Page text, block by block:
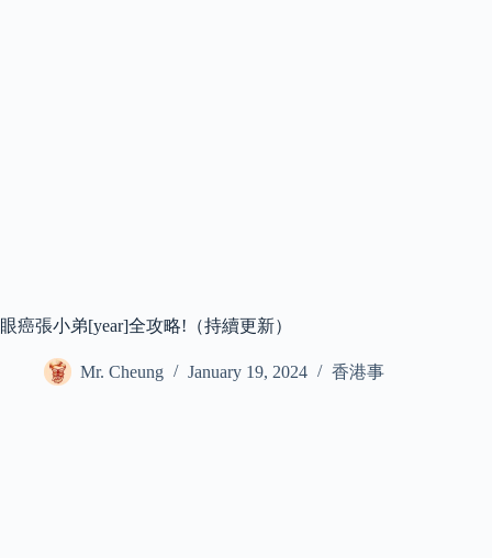
眼癌張小弟[year]全攻略!（持續更新）
Mr. Cheung January 19, 2024 香港事